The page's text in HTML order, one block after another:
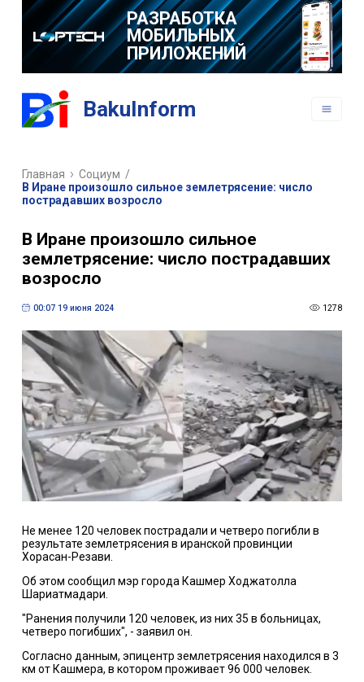
РАЗРАБОТКА
МОБИЛЬНЫХ
ПРИЛОЖЕНИЙ
BakuInform
Главная Социум /
В Иране произошло сильное землетрясение: число
пострадавших возросло
В Иране произошло сильное
землетрясение: число пострадавших
возросло
00:07 19 июня 2024 1278
Не менее 120 человек пострадали и четверо погибли в
результате землетрясения в иранской провинции
Хорасан-Резави.
Об этом сообщил мэр города Кашмер Ходжатолла
Шариатмадари.
"Ранения получили 120 человек, из них 35 в больницах,
четверо погибших", - заявил он.
Согласно данным, эпицентр землетрясения находился в 3
км от Кашмера, в котором проживает 96 000 человек.